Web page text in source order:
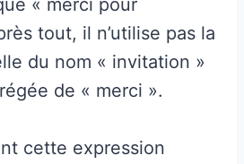
tout, il n’utilise pas la
du nom « invitation »
de « merci ».
cette expression